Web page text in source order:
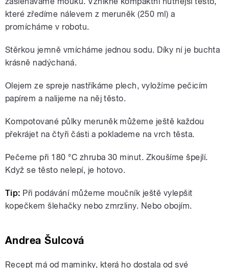
které zředíme nálevem z meruněk (250 ml) a
promícháme v robotu.
Stěrkou jemně vmícháme jednou sodu. Díky ní je buchta
krásně nadýchaná.
Olejem ze spreje nastříkáme plech, vyložíme pečicím
papírem a nalijeme na něj těsto.
Kompotované půlky meruněk můžeme ještě každou
překrájet na čtyři části a poklademe na vrch těsta.
Pečeme při 180 °C zhruba 30 minut. Zkoušíme špejlí.
Když se těsto nelepí, je hotovo.
Tip: Při podávání můžeme moučník ještě vylepšit
kopečkem šlehačky nebo zmrzliny. Nebo obojím.
Andrea Šulcová
Recept má od maminky, která ho dostala od své